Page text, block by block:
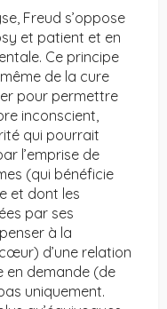
Freud s’oppose
et patient et en
Ce principe
de la cure
pour permettre
inconscient,
qui pourrait
l’emprise de
(qui bénéficie
et dont les
par ses
à la
d’une relation
en demande (de
uniquement.